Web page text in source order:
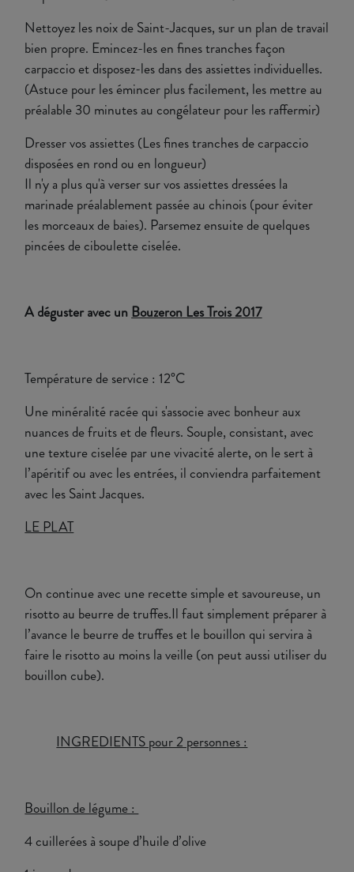
Nettoyez les noix de Saint-Jacques, sur un plan de travail
bien propre. Emincez-les en fines tranches façon
carpaccio et disposez-les dans des assiettes individuelles.
(Astuce pour les émincer plus facilement, les mettre au
préalable 30 minutes au congélateur pour les raffermir)
Dresser vos assiettes (Les fines tranches de carpaccio
disposées en rond ou en longueur)
Il n'y a plus qu'à verser sur vos assiettes dressées la
marinade préalablement passée au chinois (pour éviter
les morceaux de baies). Parsemez ensuite de quelques
pincées de ciboulette ciselée.
A déguster avec un Bouzeron Les Trois 2017
Température de service : 12°C
Une minéralité racée qui s'associe avec bonheur aux
nuances de fruits et de fleurs. Souple, consistant, avec
une texture ciselée par une vivacité alerte, on le sert à
l’apéritif ou avec les entrées, il conviendra parfaitement
avec les Saint Jacques.
LE PLAT
On continue avec une recette simple et savoureuse, un
risotto au beurre de truffes.Il faut simplement préparer à
l’avance le beurre de truffes et le bouillon qui servira à
faire le risotto au moins la veille (on peut aussi utiliser du
bouillon cube).
INGREDIENTS pour 2 personnes :
Bouillon de légume :
4 cuillerées à soupe d’huile d’olive